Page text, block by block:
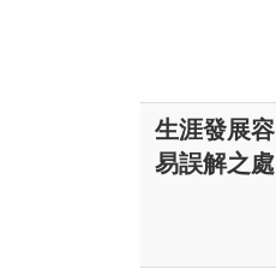
生涯發展容
易誤解之處